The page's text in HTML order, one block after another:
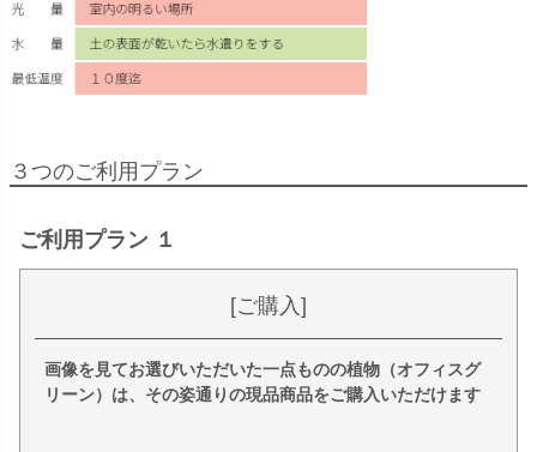
３つのご利用プラン
ご利用プラン １
[ご購入]
画像を見てお選びいただいた一点ものの植物（オフィスグ
リーン）は、その姿通りの現品商品をご購入いただけます